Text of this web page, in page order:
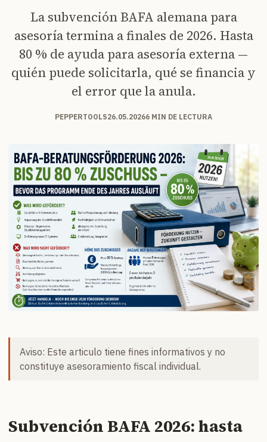
La subvención BAFA alemana para
asesoría termina a finales de 2026. Hasta
80 % de ayuda para asesoría externa —
quién puede solicitarla, qué se financia y
el error que la anula.
PEPPERTOOLS26.05.20266 MIN DE LECTURA
Aviso: Este articulo tiene fines informativos y no
constituye asesoramiento fiscal individual.
Subvención BAFA 2026: hasta